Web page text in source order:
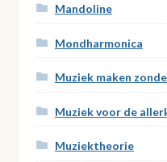
Mandoline
Mondharmonica
Muziek maken
Muziek voor de
Muziektheorie